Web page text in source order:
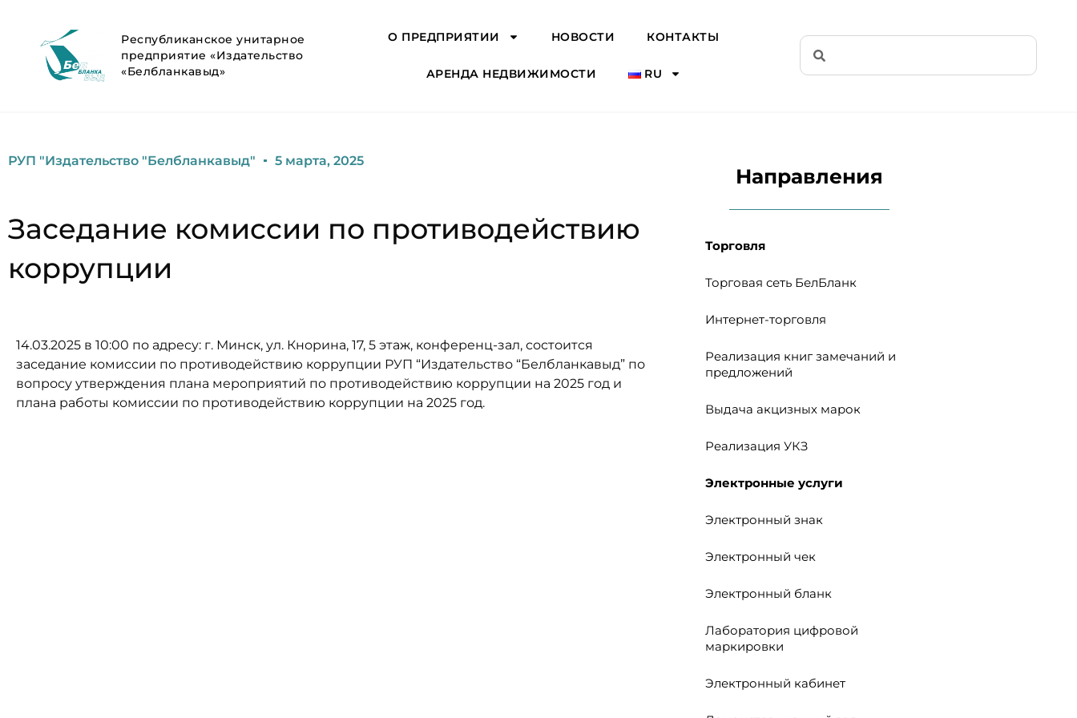
Республиканское унитарное
предприятие «Издательство
«Белбланкавыд»
О ПРЕДПРИЯТИИ НОВОСТИ КОНТАКТЫ
АРЕНДА НЕДВИЖИМОСТИ RU
РУП "Издательство "Белбланкавыд" 5 марта, 2025
Заседание комиссии по противодействию
коррупции
14.03.2025 в 10:00 по адресу: г. Минск, ул. Кнорина, 17, 5 этаж, конференц-зал, состоится
заседание комиссии по противодействию коррупции РУП “Издательство “Белбланкавыд” по
вопросу утверждения плана мероприятий по противодействию коррупции на 2025 год и
плана работы комиссии по противодействию коррупции на 2025 год.
Направления
Торговля
Торговая сеть БелБланк
Интернет-торговля
Реализация книг замечаний и
предложений
Выдача акцизных марок
Реализация УКЗ
Электронные услуги
Электронный знак
Электронный чек
Электронный бланк
Лаборатория цифровой
маркировки
Электронный кабинет